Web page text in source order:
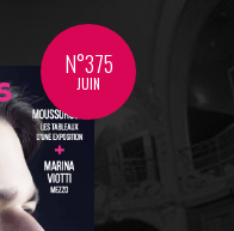
N°375
JUIN